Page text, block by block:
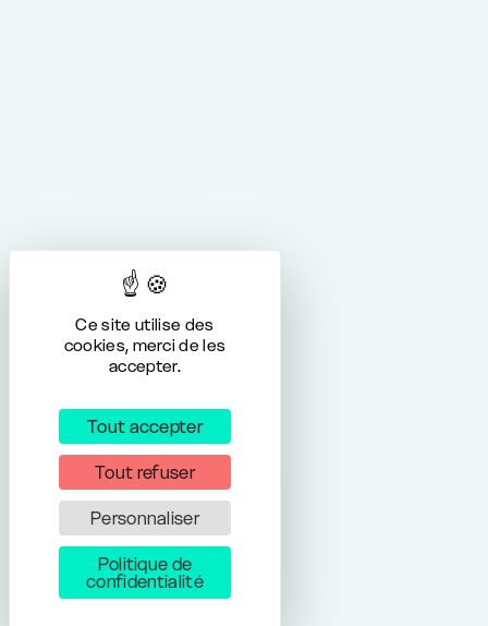
Ce site utilise des
cookies, merci de les
accepter.
Tout accepter
Tout refuser
Personnaliser
Politique de
confidentialité